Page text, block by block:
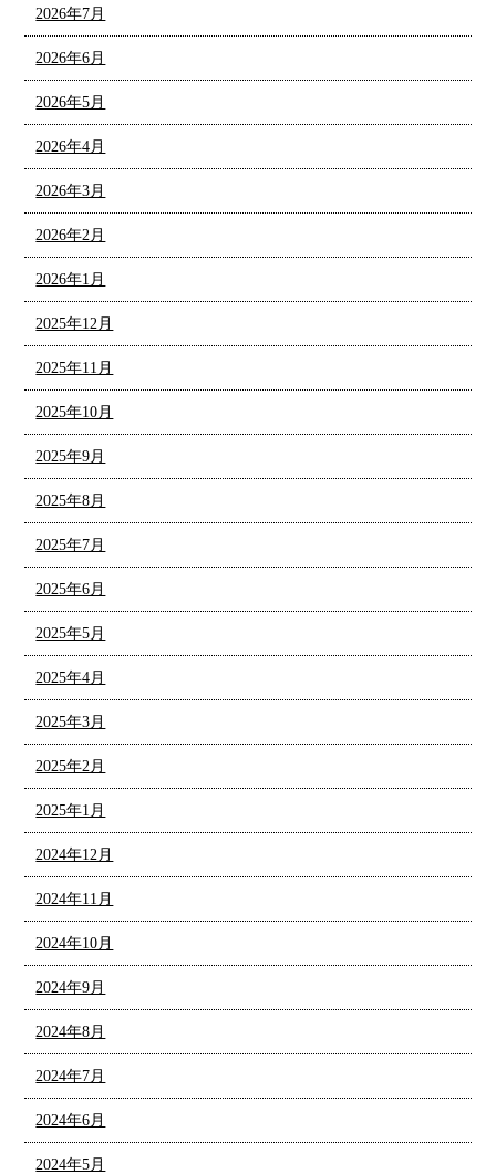
2026年7月
2026年6月
2026年5月
2026年4月
2026年3月
2026年2月
2026年1月
2025年12月
2025年11月
2025年10月
2025年9月
2025年8月
2025年7月
2025年6月
2025年5月
2025年4月
2025年3月
2025年2月
2025年1月
2024年12月
2024年11月
2024年10月
2024年9月
2024年8月
2024年7月
2024年6月
2024年5月